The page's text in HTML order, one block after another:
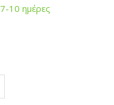
10 ημέρες